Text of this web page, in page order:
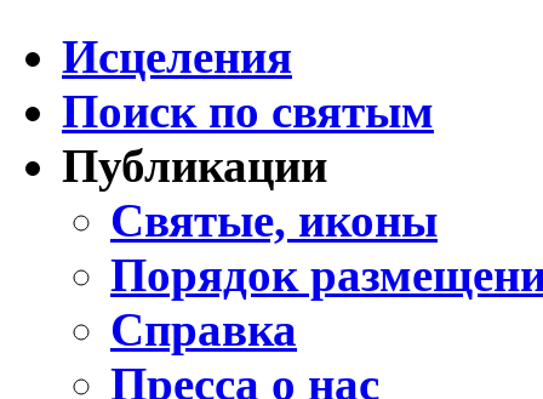
Исцеления
Поиск по святым
Публикации
Святые, иконы
Порядок
Справка
Пресса о нас